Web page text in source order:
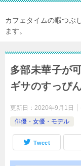
カフェタイムの暇つぶ
ます。
多部未華子が
ギサのすっぴ
更新日： 2020年9月1日
俳優・女優・モデル
Tweet